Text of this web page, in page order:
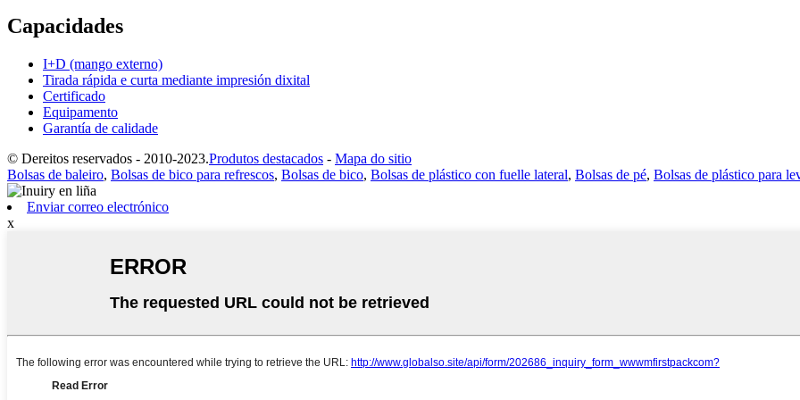
Capacidades
I+D (mango externo)
Tirada rápida e curta mediante impresión dixital
Certificado
Equipamento
Garantía de calidade
© Dereitos reservados - 2010-2023.Produtos destacados - Mapa do sitio
Bolsas de baleiro, Bolsas de bico para refrescos, Bolsas de bico, Bolsas de plástico con fuelle lateral, Bolsas de pé, Bolsas de plástico para
Enviar correo electrónico
x